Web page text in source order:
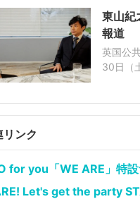
東山紀
報道
英国公
30日（
リンク
for you「WE ARE」特設
Let's get the party